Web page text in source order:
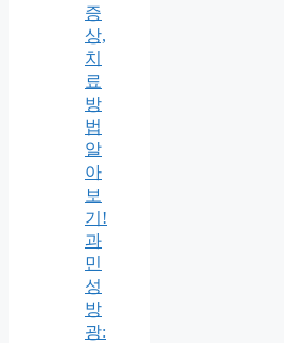
증
상,
치
료
방
법
알
아
보
기!
과
민
성
방
광: